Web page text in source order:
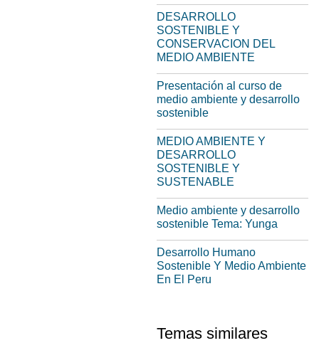
DESARROLLO
SOSTENIBLE Y
CONSERVACION DEL
MEDIO AMBIENTE
Presentación al curso de
medio ambiente y desarrollo
sostenible
MEDIO AMBIENTE Y
DESARROLLO
SOSTENIBLE Y
SUSTENABLE
Medio ambiente y desarrollo
sostenible Tema: Yunga
Desarrollo Humano
Sostenible Y Medio Ambiente
En El Peru
Temas similares